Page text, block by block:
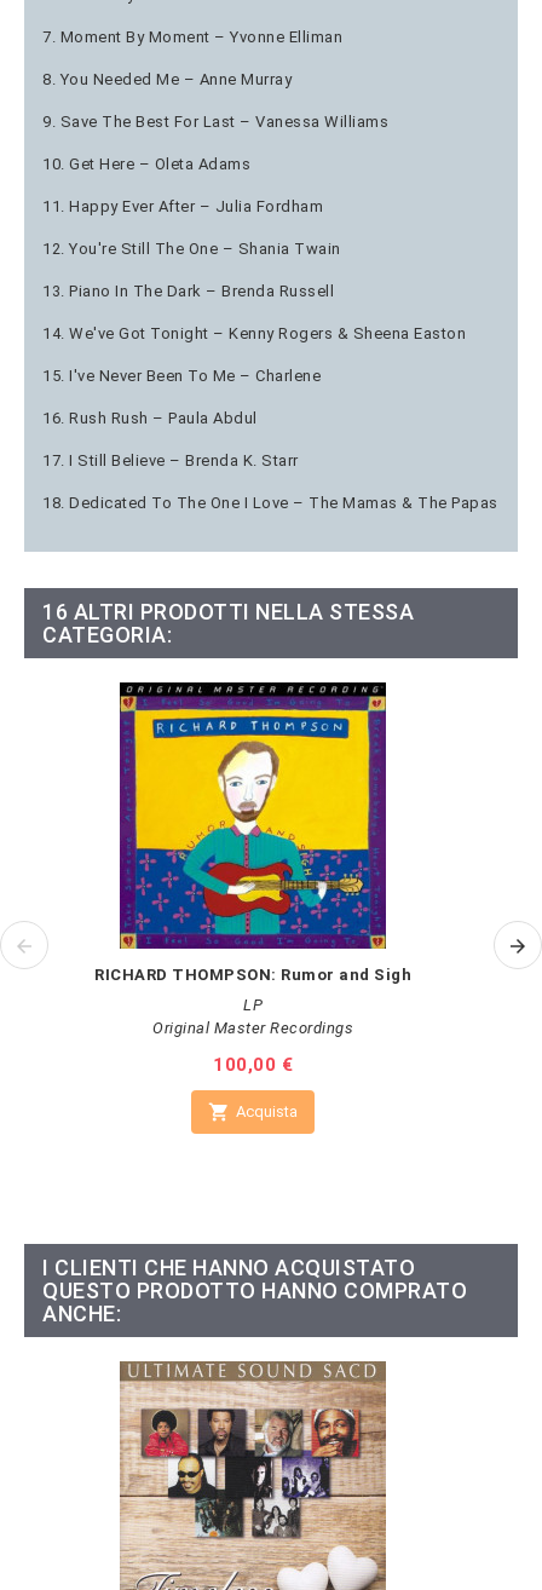
7. Moment By Moment – Yvonne Elliman
8. You Needed Me – Anne Murray
9. Save The Best For Last – Vanessa Williams
10. Get Here – Oleta Adams
11. Happy Ever After – Julia Fordham
12. You're Still The One – Shania Twain
13. Piano In The Dark – Brenda Russell
14. We've Got Tonight – Kenny Rogers & Sheena Easton
15. I've Never Been To Me – Charlene
16. Rush Rush – Paula Abdul
17. I Still Believe – Brenda K. Starr
18. Dedicated To The One I Love – The Mamas & The Papas
16 ALTRI PRODOTTI NELLA STESSA
CATEGORIA:
RICHARD THOMPSON: Rumor and Sigh
LP
Original Master Recordings
Prezzo
100,00 €
 Acquista
I CLIENTI CHE HANNO ACQUISTATO
QUESTO PRODOTTO HANNO COMPRATO
ANCHE: